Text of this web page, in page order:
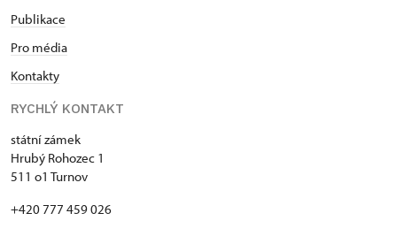
Publikace
Pro média
Kontakty
RYCHLÝ KONTAKT
státní zámek
Hrubý Rohozec 1
511 o1 Turnov
+420 777 459 026